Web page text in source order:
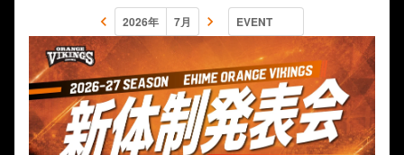
keyboard_arrow_left keyboard_arrow_right